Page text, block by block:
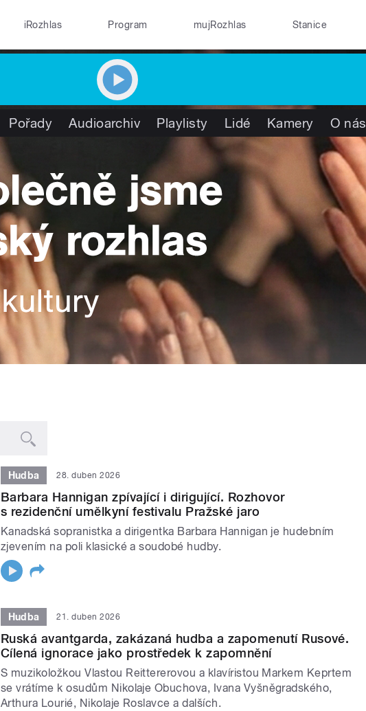
iRozhlas Program mujRozhlas Stanice
Pořady Audioarchiv Playlisty Lidé Kamery O nás
Hudba 28. duben 2026
Barbara Hannigan zpívající i dirigující. Rozhovor
s rezidenční umělkyní festivalu Pražské jaro
Kanadská sopranistka a dirigentka Barbara Hannigan je hudebním
zjevením na poli klasické a soudobé hudby.
Hudba 21. duben 2026
Ruská avantgarda, zakázaná hudba a zapomenutí Rusové.
Cílená ignorace jako prostředek k zapomnění
S muzikoložkou Vlastou Reittererovou a klavíristou Markem Keprtem
se vrátíme k osudům Nikolaje Obuchova, Ivana Vyšněgradského,
Arthura Lourié, Nikolaje Roslavce a dalších.